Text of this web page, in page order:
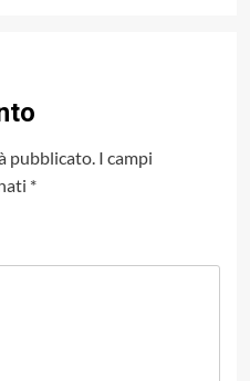
pubblicato. I campi
*